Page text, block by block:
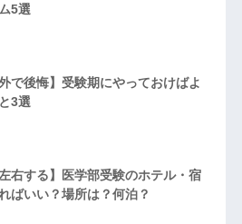
5選
外で後悔】受験期にやっておけばよ
3選
左右する】医学部受験のホテル・宿
ばいい？場所は？何泊？